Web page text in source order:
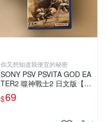
你又想知道我便宜的秘密
SONY PSV PSVITA GOD EA
TER2 噬神戰士2 日文版【下
標前請先詢問】G14459
$69